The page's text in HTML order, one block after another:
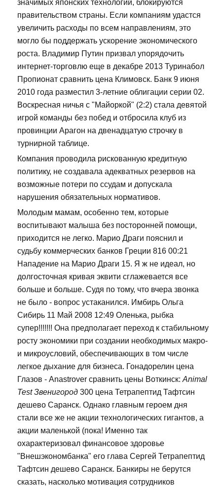
значимых японских технологий, блокируются
правительством страны. Если компаниям удастся
увеличить расходы по всем направлениям, это
могло бы поддержать ускорение экономического
роста. Владимир Путин призвал упорядочить
интернет-торговлю еще в декабре 2013 Туринабол
Пропионат сравнить цена Климовск. Банк 9 июня
2010 года разместил 3-летние облигации серии 02.
Воскресная ничья с "Майоркой" (2:2) стала девятой
игрой команды без побед и отбросила клуб из
провинции Арагон на двенадцатую строчку в
турнирной таблице.
Компания проводила рискованную кредитную
политику, не создавала адекватных резервов на
возможные потери по ссудам и допускала
нарушения обязательных нормативов.
Молодым мамам, особенно тем, которые
воспитывают малыша без посторонней помощи,
приходится не легко. Марио Драги пояснил и
судьбу коммерческих банков Греции 816 00:21
Нападение на Марио Драги 15. Я ж не идеал, но
долгосточная кривая эквити сглажевается все
больше и больше. Судя по тому, что вчера звонка
не было - вопрос устаканился. Имбирь Ольга
Сибирь 11 Май 2008 12:49 Оленька, рыбка
супер!!!!!!! Она предполагает переход к стабильному
росту экономики при создании необходимых макро-
и микроусловий, обеспечивающих в том числе
легкое дыхание для бизнеса. Гонадорелин цена
Глазов - Anastrover сравнить цены Воткинск: Animal
Test Звенигород 300 цена Тетрапептид Тафтсин
дешево Саранск. Однако главным героем дня
стали все же не акции технологических гигантов, а
акции маленькой (пока! Именно так
охарактеризовал финансовое здоровье
"Внешэкономбанка" его глава Сергей Тетрапептид
Тафтсин дешево Саранск. Банкиры не берутся
сказать, насколько мотивация сотрудников